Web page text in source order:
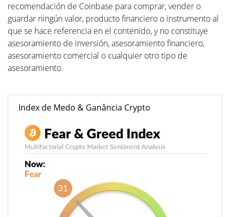
recomendación de Coinbase para comprar, vender o
guardar ningún valor, producto financiero o instrumento al
que se hace referencia en el contenido, y no constituye
asesoramiento de inversión, asesoramiento financiero,
asesoramiento comercial o cualquier otro tipo de
asesoramiento.
Index de Medo & Ganância Crypto